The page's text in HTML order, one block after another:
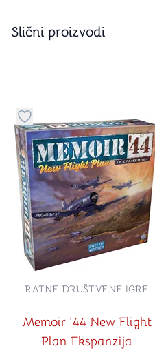
Slični proizvodi
Dugme za dodavanje
Memoir '44 New Flight
Plan Ekspanzija
RATNE DRUŠTVENE IGRE